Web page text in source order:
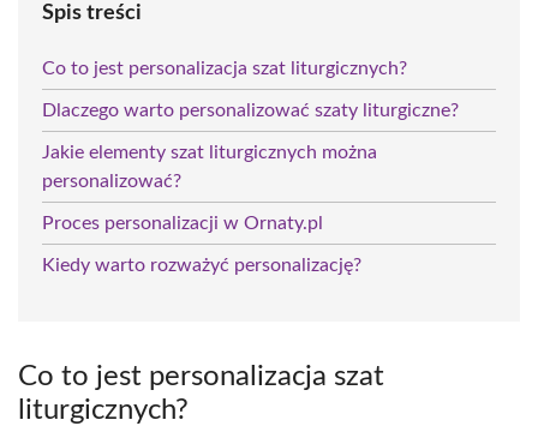
Spis treści
Co to jest personalizacja szat liturgicznych?
Dlaczego warto personalizować szaty liturgiczne?
Jakie elementy szat liturgicznych można
personalizować?
Proces personalizacji w Ornaty.pl
Kiedy warto rozważyć personalizację?
Co to jest personalizacja szat
liturgicznych?